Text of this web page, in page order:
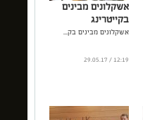
אשקלונים מבינים
בקייטרינג
אשקלונים מבינים בק...
12:19 / 29.05.17